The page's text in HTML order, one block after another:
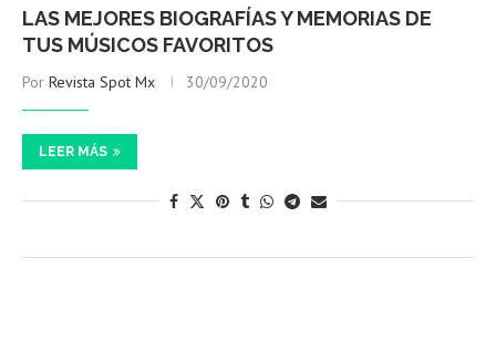
LAS MEJORES BIOGRAFÍAS Y MEMORIAS DE
TUS MÚSICOS FAVORITOS
Por Revista Spot Mx 30/09/2020
LEER MÁS